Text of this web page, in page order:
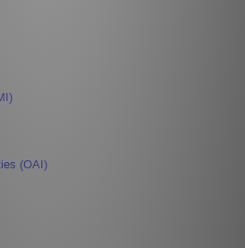
(OAI)